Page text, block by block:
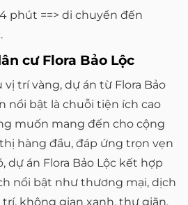
phút ==> di chuyển đến
cư Flora Bảo Lộc
trí vàng, dự án từ Flora Bảo
nổi bật là chuỗi tiện ích cao
muốn mang đến cho cộng
hàng đầu, đáp ứng trọn vẹn
dự án Flora Bảo Lộc kết hợp
nổi bật như thương mại, dịch
trí, không gian xanh, thư giãn,